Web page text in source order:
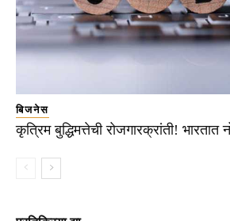
बिजनेस
कृत्रिम बुद्धिमत्तेची रोजगारक्रांती! भारतात